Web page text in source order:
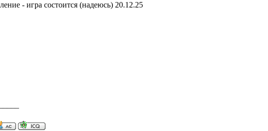
- игра состоится (надеюсь) 20.12.25